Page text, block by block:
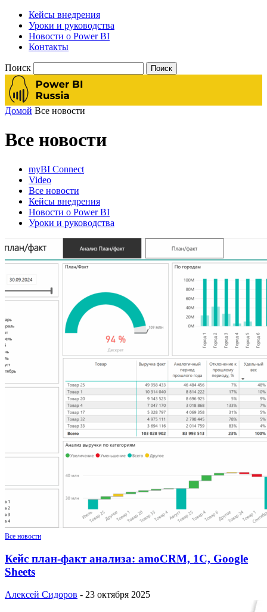
Кейсы внедрения
Уроки и руководства
Новости о Power BI
Контакты
Поиск
Домой Все новости
Все новости
myBI Connect
Video
Все новости
Кейсы внедрения
Новости о Power BI
Уроки и руководства
Все новости
Кейс план-факт анализа: amoCRM, 1C, Google
Sheets
Алексей Сидоров - 23 октября 2025